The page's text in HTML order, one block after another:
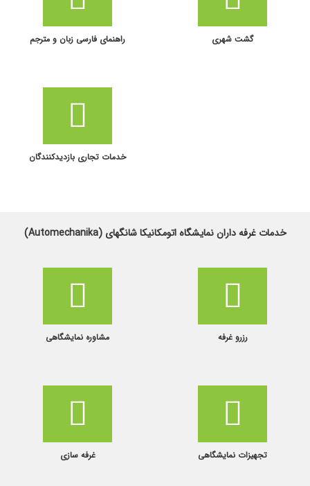
راهنمای فارسی زبان و مترجم گشت شهری
خدمات تجاری بازدیدکنندگان
خدمات غرفه داران نمایشگاه اتومکانیکا شانگهای (Automechanika)
مشاوره نمایشگاهی رزرو غرفه
غرفه سازی تجهیزات نمایشگاهی